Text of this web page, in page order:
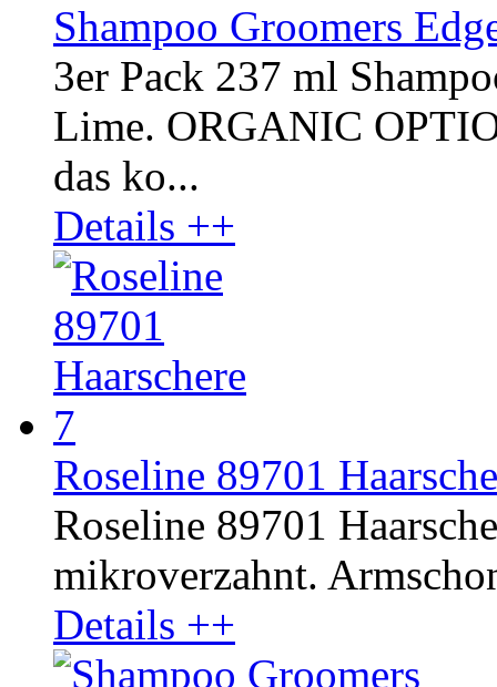
Shampoo Groomers
3er Pack 237 ml
Lime. ORGANIC
das ko...
Details ++
Roseline 89701
Roseline 89701
mikroverzahnt.
Details ++